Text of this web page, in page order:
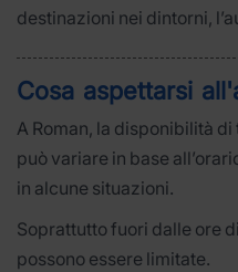
destinazioni nei dintorni,
Cosa aspettarsi
A Roman, la disponibilità
può variare in base
in alcune situazioni.
Soprattutto fuori dalle ore
possono essere limitate.